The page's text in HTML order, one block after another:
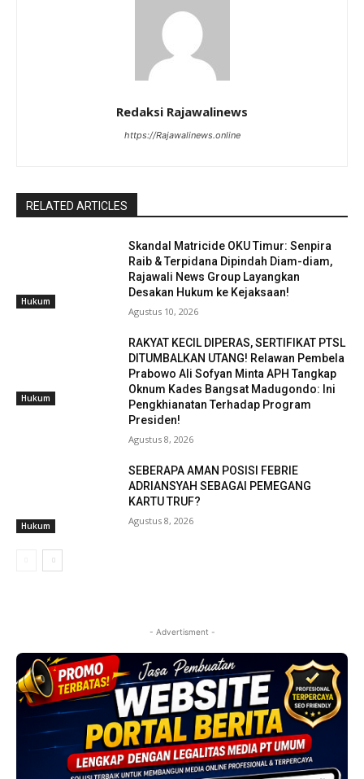
Redaksi Rajawalinews
https://Rajawalinews.online
RELATED ARTICLES
Hukum
Skandal Matricide OKU Timur: Senpira
Raib & Terpidana Dipindah Diam-diam,
Rajawali News Group Layangkan
Desakan Hukum ke Kejaksaan!
Agustus 10, 2026
Hukum
RAKYAT KECIL DIPERAS, SERTIFIKAT PTSL
DITUMBALKAN UTANG! Relawan Pembela
Prabowo Ali Sofyan Minta APH Tangkap
Oknum Kades Bangsat Madugondo: Ini
Pengkhianatan Terhadap Program
Presiden!
Agustus 8, 2026
Hukum
SEBERAPA AMAN POSISI FEBRIE
ADRIANSYAH SEBAGAI PEMEGANG
KARTU TRUF?
Agustus 8, 2026
- Advertisment -